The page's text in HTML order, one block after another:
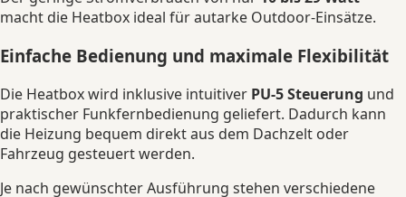
macht die Heatbox ideal für autarke Outdoor-Einsätze.
Einfache Bedienung und maximale Flexibilität
Die Heatbox wird inklusive intuitiver PU-5 Steuerung und
praktischer Funkfernbedienung geliefert. Dadurch kann
die Heizung bequem direkt aus dem Dachzelt oder
Fahrzeug gesteuert werden.
Je nach gewünschter Ausführung stehen verschiedene